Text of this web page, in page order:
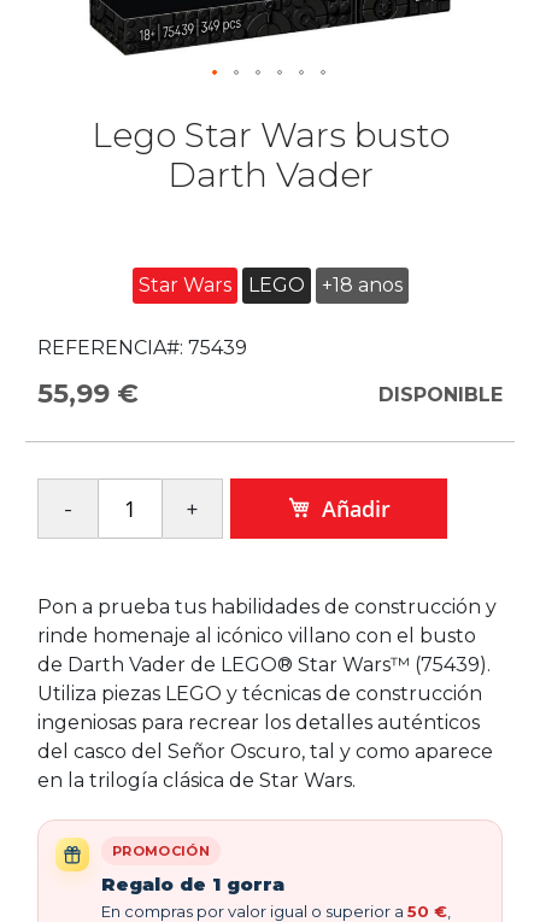
Lego Star Wars busto
Darth Vader
Star Wars LEGO +18 anos
REFERENCIA#: 75439
55,99 € DISPONIBLE
Añadir
Pon a prueba tus habilidades de construcción y
rinde homenaje al icónico villano con el busto
de Darth Vader de LEGO® Star Wars™ (75439).
Utiliza piezas LEGO y técnicas de construcción
ingeniosas para recrear los detalles auténticos
del casco del Señor Oscuro, tal y como aparece
en la trilogía clásica de Star Wars.
PROMOCIÓN
Regalo de 1 gorra
En compras por valor igual o superior a 50 €